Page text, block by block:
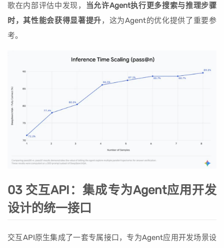
歌在内部评估中发现， 当允许Agent执行更多搜索与推理步骤
时，其性能会获得显著提升，这为Agent的优化提供了重要参
考。
03 交互API：集成专为Agent应用开发
设计的统一接口
交互API原生集成了一套专属接口，专为Agent应用开发场景设